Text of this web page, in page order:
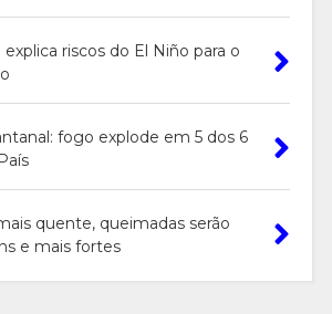
explica riscos do El Niño para o
fogo explode em 5 dos 6
quente, queimadas serão
e mais fortes